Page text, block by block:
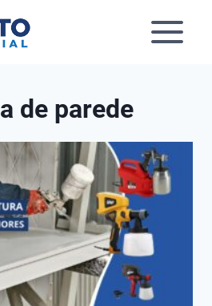
de parede